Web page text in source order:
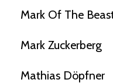
Mark Of The
Mark Zuckerberg
Mathias Döpfner